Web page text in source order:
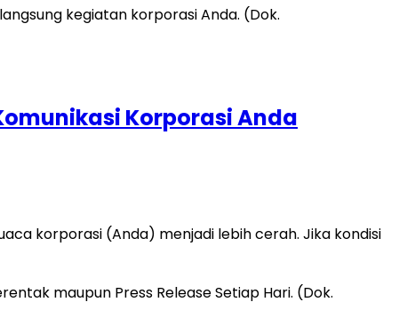
Korporasi Anda
korporasi (Anda) menjadi lebih cerah. Jika kondisi